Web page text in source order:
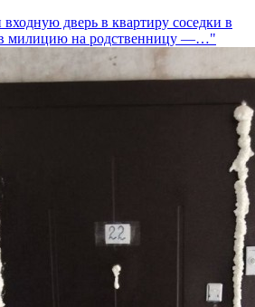
дверь в квартиру соседки в
в милицию на родственницу —…"